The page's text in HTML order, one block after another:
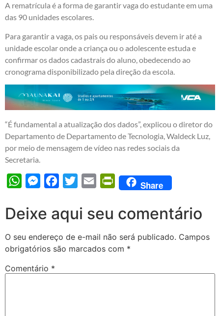
A rematrícula é a forma de garantir vaga do estudante em uma
das 90 unidades escolares.
Para garantir a vaga, os pais ou responsáveis devem ir até a
unidade escolar onde a criança ou o adolescente estuda e
confirmar os dados cadastrais do aluno, obedecendo ao
cronograma disponibilizado pela direção da escola.
“É fundamental a atualização dos dados”, explicou o diretor do
Departamento de Departamento de Tecnologia, Waldeck Luz,
por meio de mensagem de vídeo nas redes sociais da
Secretaria.
WhatsAppMessengerFacebook
Twitter Email PrintFriendly
Share
Deixe aqui seu comentário
O seu endereço de e-mail não será publicado. Campos
obrigatórios são marcados com *
Comentário *